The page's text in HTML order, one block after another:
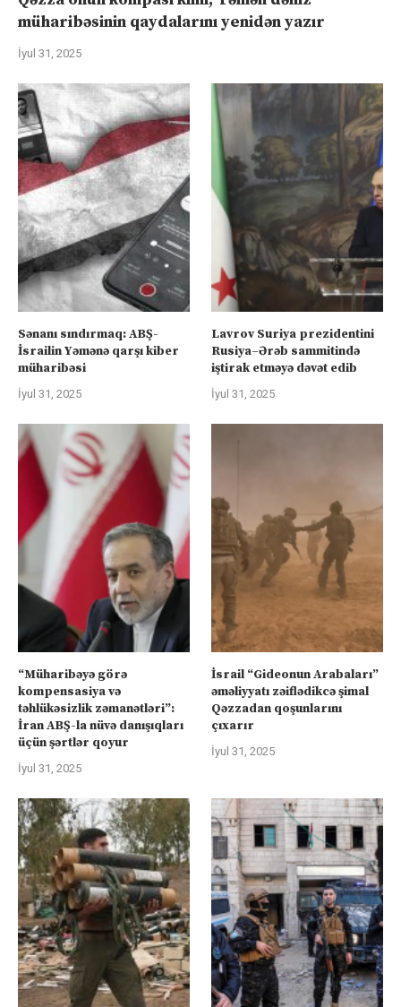
müharibəsinin qaydalarını yenidən yazır
İyul 31, 2025
Sənanı sındırmaq: ABŞ-
İsrailin Yəmənə qarşı kiber
müharibəsi
İyul 31, 2025
Lavrov Suriya prezidentini
Rusiya–Ərəb sammitində
iştirak etməyə dəvət edib
İyul 31, 2025
“Müharibəyə görə
kompensasiya və
təhlükəsizlik zəmanətləri”:
İran ABŞ-la nüvə danışıqları
üçün şərtlər qoyur
İyul 31, 2025
İsrail “Gideonun Arabaları”
əməliyyatı zəiflədikcə şimal
Qəzzadan qoşunlarını
çıxarır
İyul 31, 2025